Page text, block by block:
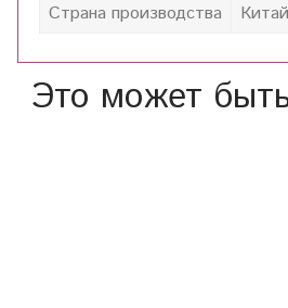
Страна производства Китай
Это может